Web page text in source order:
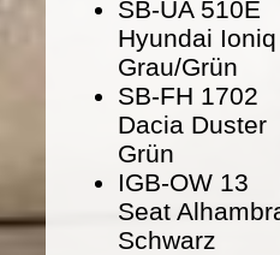
SB-UA 510E
Hyundai
Grau/Grün
SB-FH 1702
Dacia Duster
Grün
IGB-OW 13
Seat
Schwarz